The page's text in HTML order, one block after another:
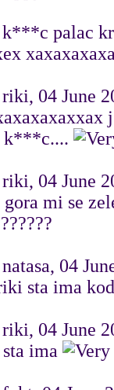
k***c palac
04 June
k***c....
04 June
mi se
04
sta ima kod
04 June
ima